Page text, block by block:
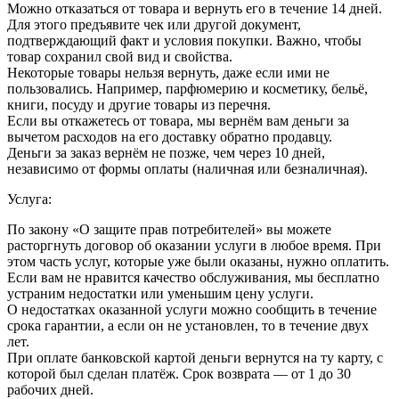
Можно отказаться от товара и вернуть его в течение 14 дней.
Для этого предъявите чек или другой документ,
подтверждающий факт и условия покупки. Важно, чтобы
товар сохранил свой вид и свойства.
Некоторые товары нельзя вернуть, даже если ими не
пользовались. Например, парфюмерию и косметику, бельё,
книги, посуду и другие товары из перечня.
Если вы откажетесь от товара, мы вернём вам деньги за
вычетом расходов на его доставку обратно продавцу.
Деньги за заказ вернём не позже, чем через 10 дней,
независимо от формы оплаты (наличная или безналичная).
Услуга:
По закону «О защите прав потребителей» вы можете
расторгнуть договор об оказании услуги в любое время. При
этом часть услуг, которые уже были оказаны, нужно оплатить.
Если вам не нравится качество обслуживания, мы бесплатно
устраним недостатки или уменьшим цену услуги.
О недостатках оказанной услуги можно сообщить в течение
срока гарантии, а если он не установлен, то в течение двух
лет.
При оплате банковской картой деньги вернутся на ту карту, с
которой был сделан платёж. Срок возврата — от 1 до 30
рабочих дней.